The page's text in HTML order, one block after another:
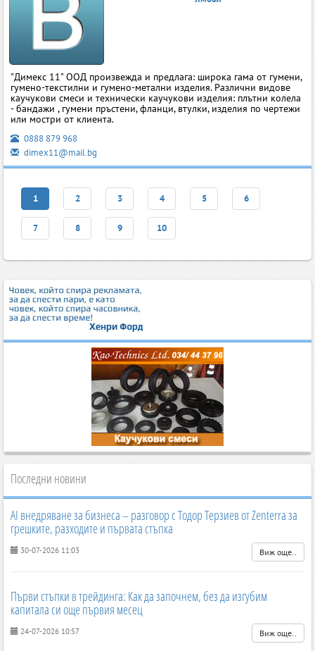
"Димекс 11" ООД произвежда и предлага: широка гама от гумени,
гумено-текстилни и гумено-метални изделия. Различни видове
каучукови смеси и технически каучукови изделия: плътни колела
- бандажи , гумени пръстени, фланци, втулки, изделия по чертежи
или мостри от клиента.
0888 879 968
dimex11@mail.bg
1 2 3 4 5 6
7 8 9 10
Последни новини
AI внедряване за бизнеса – разговор с Тодор Терзиев от Zenterra за
грешките, разходите и първата стъпка
30-07-2026 11:03 Виж още..
Първи стъпки в трейдинга: Как да започнем, без да изгубим
капитала си още първия месец
24-07-2026 10:57 Виж още..